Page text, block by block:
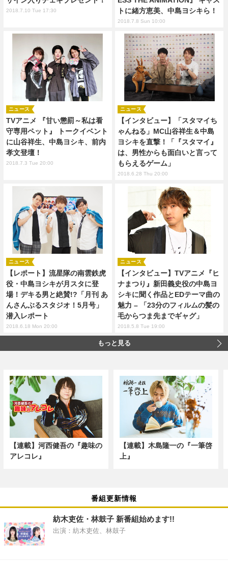
2018.7.10 Tue 17:30
トに緒方恵美、中島ヨシキら！
2018.7.8 Sun 10:00
TVアニメ 『甘い懲罰～私は看
守専用ペット』 トークイベント
に山谷祥生、中島ヨシキ、前内
孝文登壇！
ニュース
2018.7.3 Tue 20:00
【インタビュー】「スタマイち
ゃんねる」MC山谷祥生＆中島
ヨシキを直撃！「『スタマイ』
は、男性からも面白いと言って
もらえるゲーム」
ニュース
2018.6.28 Thu 20:00
【レポート】流星隊の南雲鉄虎
役・中島ヨシキが月スタに登
場！デキる男と絶賛!?「月刊 あ
んさんぶるスタジオ！5月号」
潜入レポート
ニュース
2018.6.18 Mon 20:00
【インタビュー】TVアニメ『ヒ
ナまつり』新田義史役の中島ヨ
シキに聞く作品とEDテーマ曲の
魅力 – 「23分のフィルムの髪の
毛からつま先までギャグ」
ニュース
2018.5.8 Tue 19:00
もっと見る
【連載】河西健吾の『趣味の
アレコレ』
【連載】木島隆一の『一筆啓
上』
番組更新情報
紡木吏佐・林鼓子 新番組始めます!!
出演：紡木吏佐、林鼓子